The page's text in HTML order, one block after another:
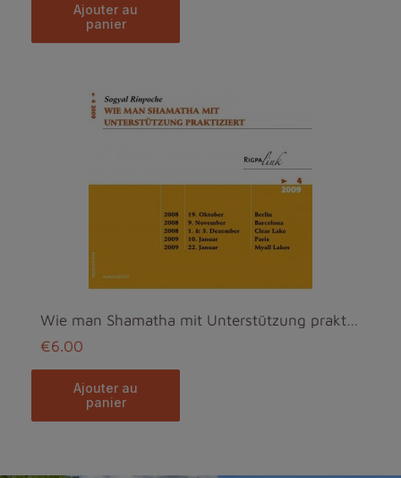
ajouter au
panier
Wie man Shamatha mit Unterstützung praktiziertAudi...
€6.00
ajouter au
panier